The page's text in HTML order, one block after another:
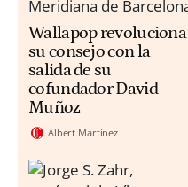
Wallapop revoluciona
su consejo con la
salida de su
cofundador David
Muñoz
Albert Martínez